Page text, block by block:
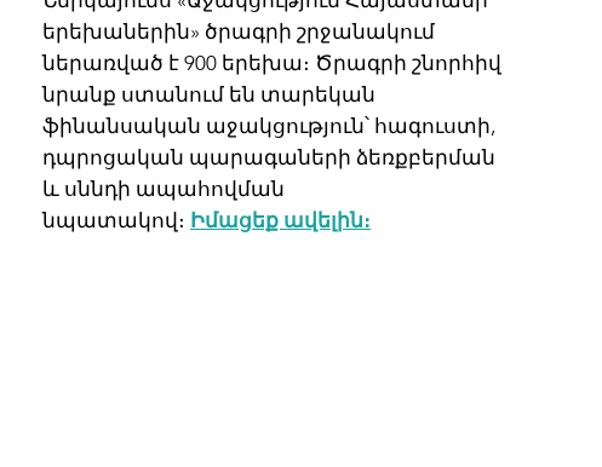
երեխաներին» ծրագրի շրջանակում
ներառված է 900 երեխա։ Ծրագրի շնորհիվ
նրանք ստանում են տարեկան
ֆինանսական աջակցություն՝ հագուստի,
դպրոցական պարագաների ձեռքբերման
և սննդի ապահովման
նպատակով։ Իմացեք ավելին։